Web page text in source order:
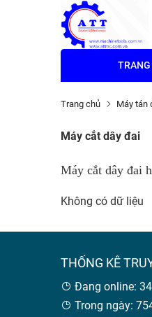
TRANG
Trang chủ Máy tán
Máy cắt dây đai
Máy cắt dây đai
Không có dữ liệu
THỐNG KÊ
Đang online: 34
Trong ngày: